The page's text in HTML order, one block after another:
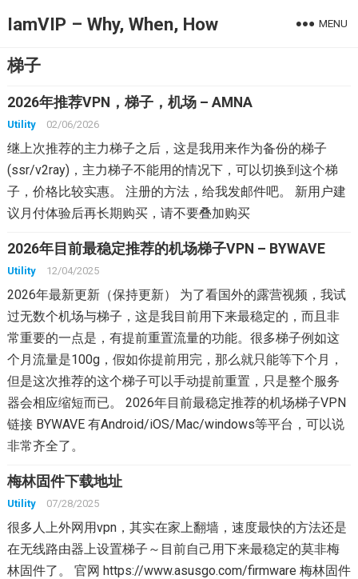
IamVIP – Why, When, How MENU
梯子
2026年推荐VPN，梯子，机场 – AMNA
Utility 02/06/2026
继上次推荐的主力梯子之后，这是我用来作为备份的梯子
(ssr/v2ray)，主力梯子不能用的情况下，可以切换到这个梯
子，价格比较实惠。 注册的方法，给我发邮件吧。 新用户建
议月付体验后再长期购买，请不要叠加购买
2026年目前最稳定推荐的机场梯子VPN – BYWAVE
Utility 12/04/2025
2026年最新更新（保持更新） 为了看国外的露营视频，我试
过无数个机场与梯子，这是我目前用下来最稳定的，而且非
常重要的一点是，有提前重置流量的功能。很多梯子例如这
个月流量是100g，假如你提前用完，那么就只能等下个月，
但是这次推荐的这个梯子可以手动提前重置，只是整个服务
器会相应缩短而已。 2026年目前最稳定推荐的机场梯子VPN
链接 BYWAVE 有Android/iOS/Mac/windows等平台，可以说
非常齐全了。
梅林固件下载地址
Utility 07/28/2025
很多人上外网用vpn，其实在家上翻墙，速度最快的方法还是
在无线路由器上设置梯子～目前自己用下来最稳定的莫非梅
林固件了。 官网 https://www.asusgo.com/firmware 梅林固件